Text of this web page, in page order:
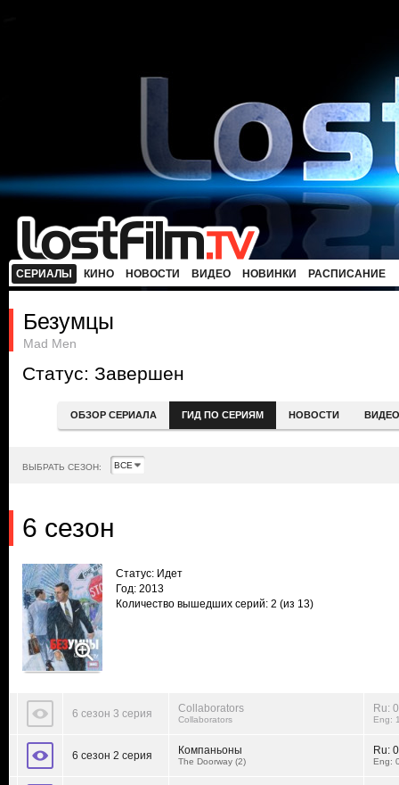
СЕРИАЛЫ КИНО НОВОСТИ ВИДЕО НОВИНКИ РАСПИСАНИЕ
Безумцы
Mad Men
Статус: Завершен
ОБЗОР СЕРИАЛА ГИД ПО СЕРИЯМ НОВОСТИ ВИДЕО
ВЫБРАТЬ СЕЗОН:
6 сезон
Статус: Идет
Год: 2013
Количество вышедших серий: 2 (из 13)
6 сезон 3 серия Collaborators
Collaborators
Ru:
Eng:
6 сезон 2 серия Компаньоны
The Doorway (2)
Ru:
Eng: